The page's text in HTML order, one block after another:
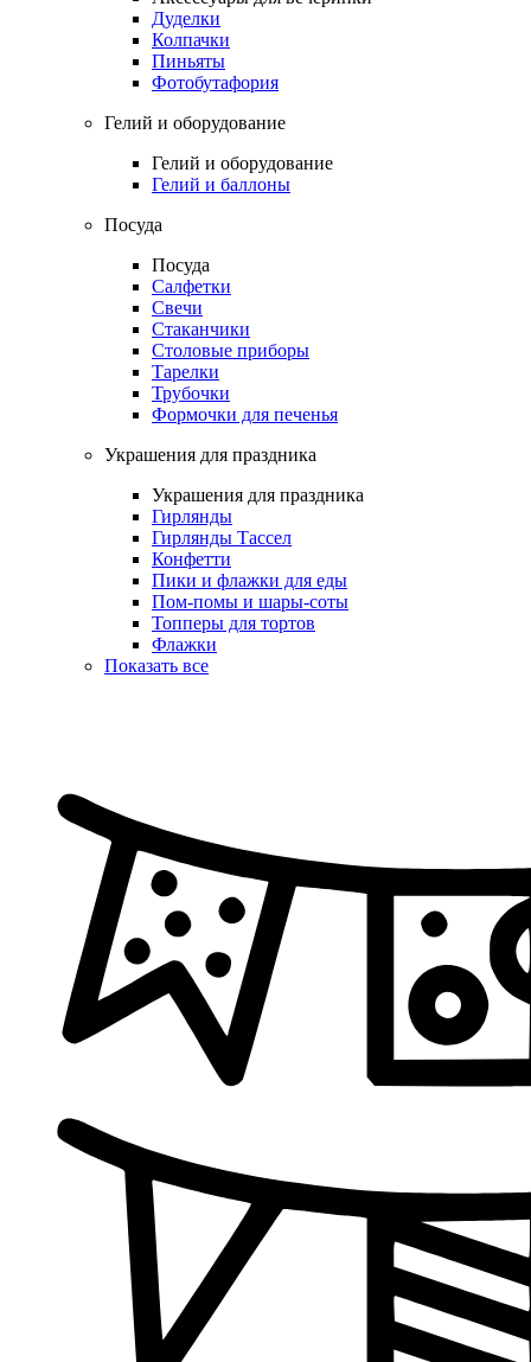
Дуделки
Колпачки
Пиньяты
Фотобутафория
Гелий и оборудование
Гелий и оборудование
Гелий и баллоны
Посуда
Посуда
Салфетки
Свечи
Стаканчики
Столовые приборы
Тарелки
Трубочки
Формочки для печенья
Украшения для праздника
Украшения для праздника
Гирлянды
Гирлянды Тассел
Конфетти
Пики и флажки для еды
Пом-помы и шары-соты
Топперы для тортов
Флажки
Показать все